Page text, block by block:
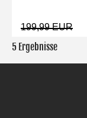
199,99 EUR
5 Ergebnisse